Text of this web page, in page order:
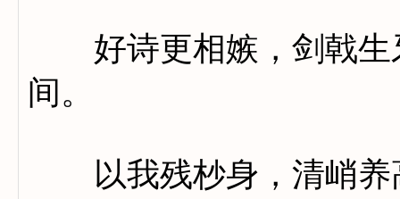
好诗更相嫉，剑戟生
间。
以我残杪身，清峭养